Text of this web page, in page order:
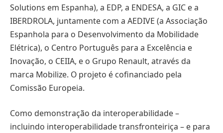
Solutions em Espanha), a EDP, a ENDESA, a GIC e a
IBERDROLA, juntamente com a AEDIVE (a Associação
Espanhola para o Desenvolvimento da Mobilidade
Elétrica), o Centro Português para a Excelência e
Inovação, o CEIIA, e o Grupo Renault, através da
marca Mobilize. O projeto é cofinanciado pela
Comissão Europeia.
Como demonstração da interoperabilidade –
incluindo interoperabilidade transfronteiriça – e para